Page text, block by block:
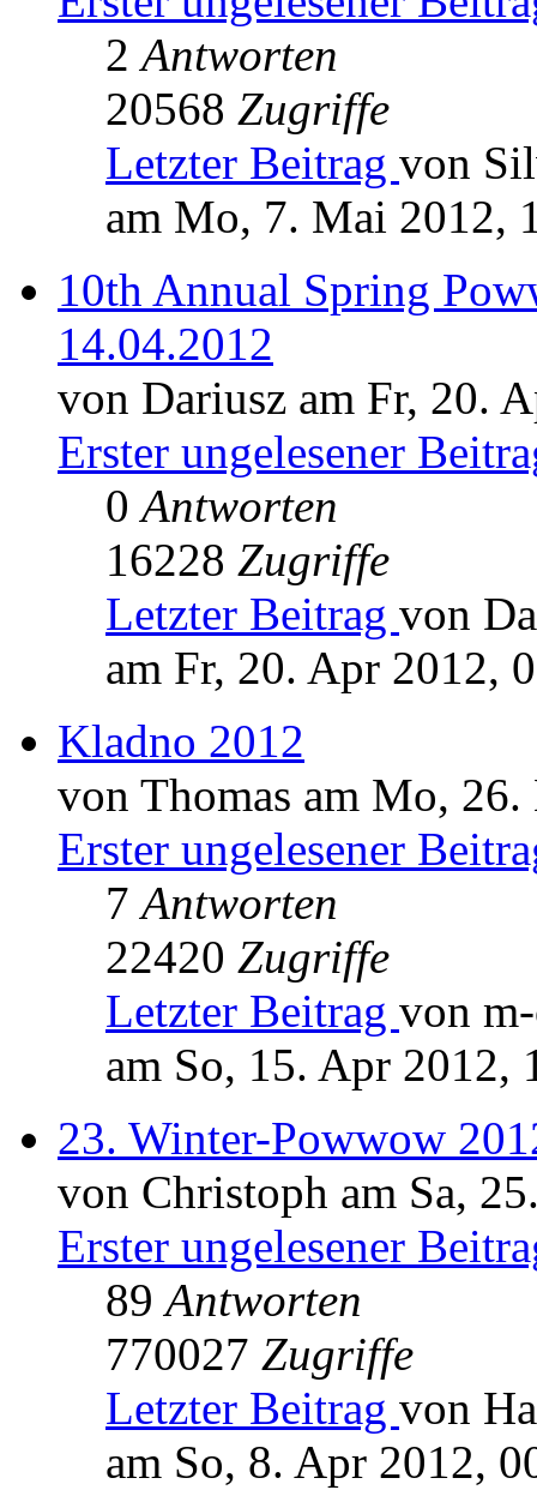
2Antworten
20568 Zugriffe
Letzter Beitrag von
am Mo, 7. Mai 2012,
10th Annual Spring
14.04.2012
von Dariusz am Fr, 20.
Erster ungelesener
0Antworten
16228 Zugriffe
Letzter Beitrag von
am Fr, 20. Apr 2012,
Kladno 2012
von Thomas am Mo,
Erster ungelesener
7Antworten
22420 Zugriffe
Letzter Beitrag von
am So, 15. Apr 2012,
23. Winter-Powwow
von Christoph am Sa,
Erster ungelesener
89Antworten
770027 Zugriffe
Letzter Beitrag von
am So, 8. Apr 2012,